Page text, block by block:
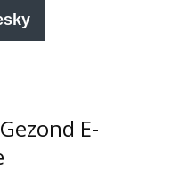
E-